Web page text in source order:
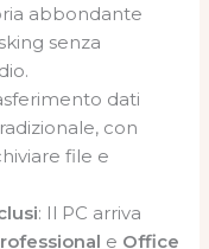
abbondante
senza
dati
con
file e
: Il PC arriva
e Office